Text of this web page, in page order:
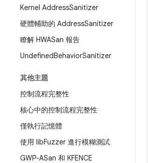
Kernel AddressSanitizer
硬體輔助的 AddressSanitizer
瞭解 HWASan 報告
UndefinedBehaviorSanitizer
其他主題
控制流程完整性
核心中的控制流程完整性
僅執行記憶體
使用 libFuzzer 進行模糊測試
GWP-ASan 和 KFENCE